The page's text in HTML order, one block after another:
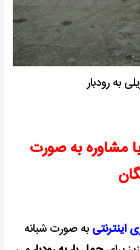
به رودبار
مشاوره به صورت
اینترنتی به صورت شبانه